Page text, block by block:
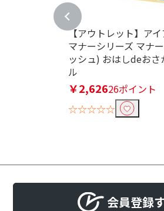
【アウトレット】ア
マナーシリーズ マナ
ッシュ) おはしdeおさ
ル
￥2,62626ポイント
☆☆☆☆☆
会員登録